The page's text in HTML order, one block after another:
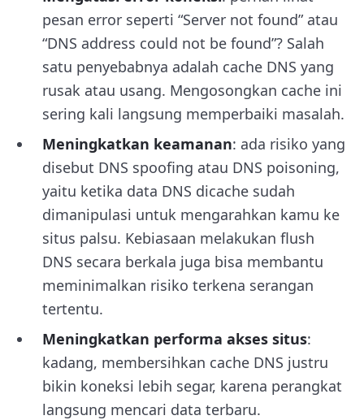
pesan error seperti “Server not found” atau
“DNS address could not be found”? Salah
satu penyebabnya adalah cache DNS yang
rusak atau usang. Mengosongkan cache ini
sering kali langsung memperbaiki masalah.
Meningkatkan keamanan: ada risiko yang
disebut DNS spoofing atau DNS poisoning,
yaitu ketika data DNS dicache sudah
dimanipulasi untuk mengarahkan kamu ke
situs palsu. Kebiasaan melakukan flush
DNS secara berkala juga bisa membantu
meminimalkan risiko terkena serangan
tertentu.
Meningkatkan performa akses situs:
kadang, membersihkan cache DNS justru
bikin koneksi lebih segar, karena perangkat
langsung mencari data terbaru.